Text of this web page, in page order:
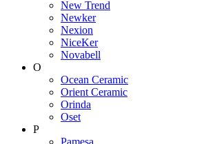
New Trend
Newker
Nexion
NiceKer
Novabell
O
Ocean Ceramic
Orient Ceramic
Orinda
Oset
P
Pamesa